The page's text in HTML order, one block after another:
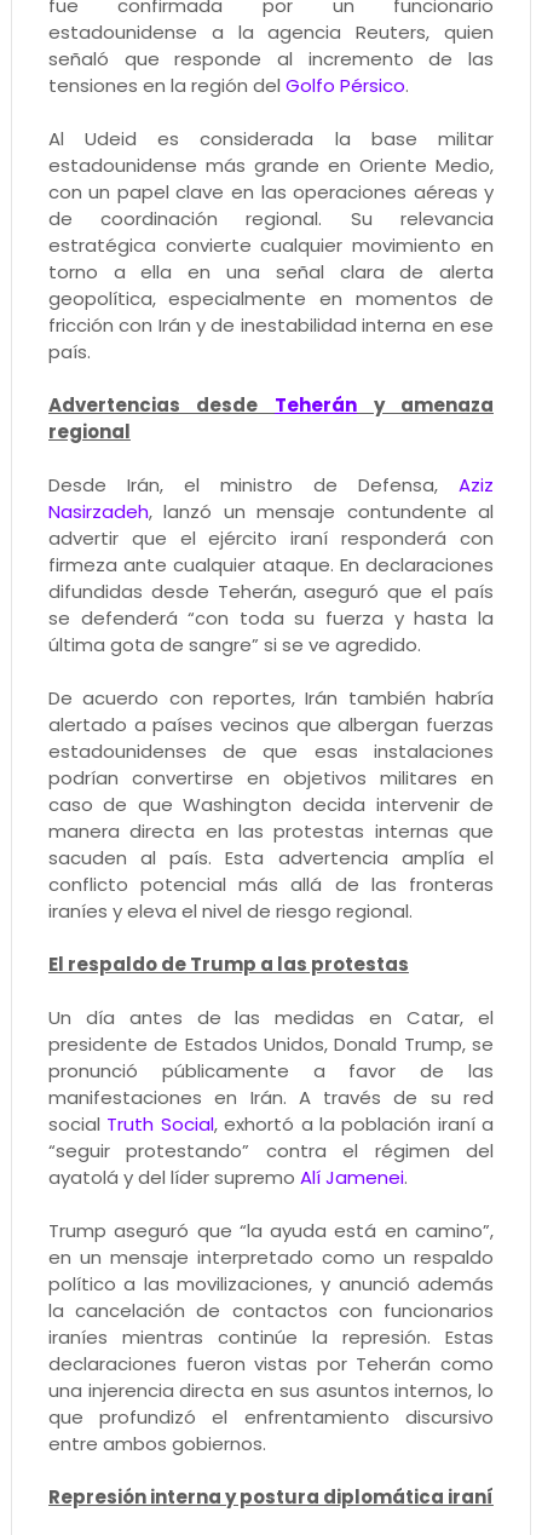
estadounidense a la agencia Reuters, quien
señaló que responde al incremento de las
tensiones en la región del Golfo Pérsico.
Al Udeid es considerada la base militar
estadounidense más grande en Oriente Medio,
con un papel clave en las operaciones aéreas y
de coordinación regional. Su relevancia
estratégica convierte cualquier movimiento en
torno a ella en una señal clara de alerta
geopolítica, especialmente en momentos de
fricción con Irán y de inestabilidad interna en ese
país.
Advertencias desde Teherán y amenaza
regional
Desde Irán, el ministro de Defensa,Aziz
Nasirzadeh, lanzó un mensaje contundente al
advertir que el ejército iraní responderá con
firmeza ante cualquier ataque. En declaraciones
difundidas desde Teherán, aseguró que el país
se defenderá “con toda su fuerza y hasta la
última gota de sangre” si se ve agredido.
De acuerdo con reportes, Irán también habría
alertado a países vecinos que albergan fuerzas
estadounidenses de que esas instalaciones
podrían convertirse en objetivos militares en
caso de que Washington decida intervenir de
manera directa en las protestas internas que
sacuden al país. Esta advertencia amplía el
conflicto potencial más allá de las fronteras
iraníes y eleva el nivel de riesgo regional.
El respaldo de Trump a las protestas
Un día antes de las medidas en Catar, el
presidente de Estados Unidos, Donald Trump, se
pronunció públicamente a favor de las
manifestaciones en Irán. A través de su red
social Truth Social, exhortó a la población iraní a
“seguir protestando” contra el régimen del
ayatolá y del líder supremo Alí Jamenei.
Trump aseguró que “la ayuda está en camino”,
en un mensaje interpretado como un respaldo
político a las movilizaciones, y anunció además
la cancelación de contactos con funcionarios
iraníes mientras continúe la represión. Estas
declaraciones fueron vistas por Teherán como
una injerencia directa en sus asuntos internos, lo
que profundizó el enfrentamiento discursivo
entre ambos gobiernos.
Represión interna y postura diplomática iraní